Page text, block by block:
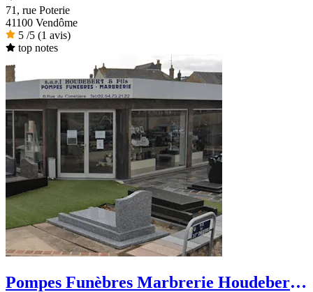
71, rue Poterie
41100 Vendôme
5 /5 (1 avis)
top notes
Pompes Funèbres Marbrerie Houdebert